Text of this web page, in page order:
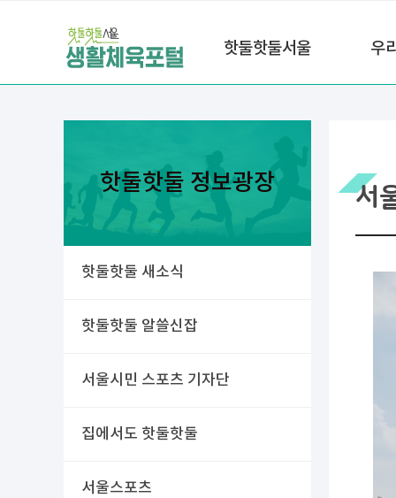
핫둘핫둘서울 우
핫둘핫둘 정보광장
핫둘핫둘 새소식
핫둘핫둘 알쓸신잡
서울시민 스포츠 기자단
집에서도 핫둘핫둘
서울스포츠
서